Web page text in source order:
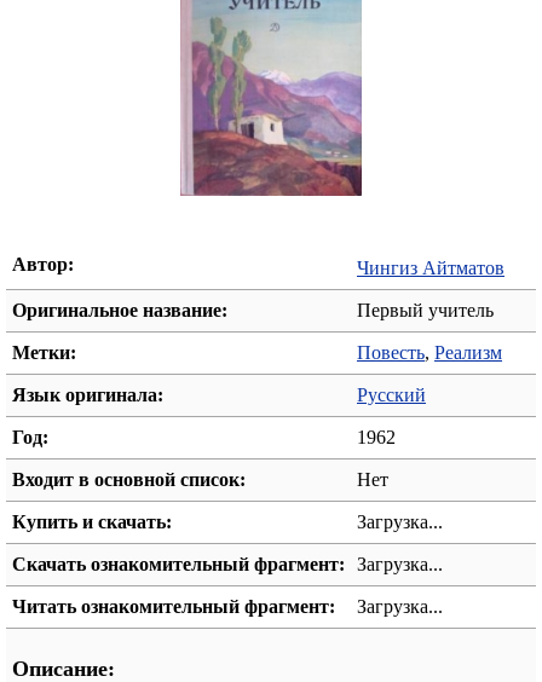
Автор: Чингиз Айтматов
Оригинальное название: Первый учитель
Метки: Повесть, Реализм
Язык оригинала: Русский
Год: 1962
Входит в основной список: Нет
Купить и скачать: Загрузка...
Скачать ознакомительный фрагмент: Загрузка...
Читать ознакомительный фрагмент: Загрузка...
Описание: